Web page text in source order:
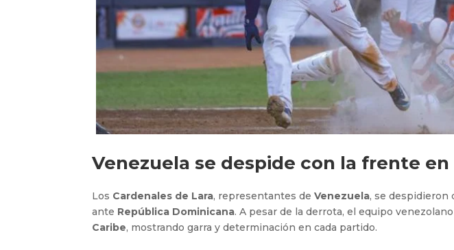
Venezuela se despide con la frente
Los Cardenales de Lara, representantes deVenezuela, se despidieron
ante República Dominicana. A pesar de la derrota, el equipo
Caribe, mostrando garra y determinación en cada partido.